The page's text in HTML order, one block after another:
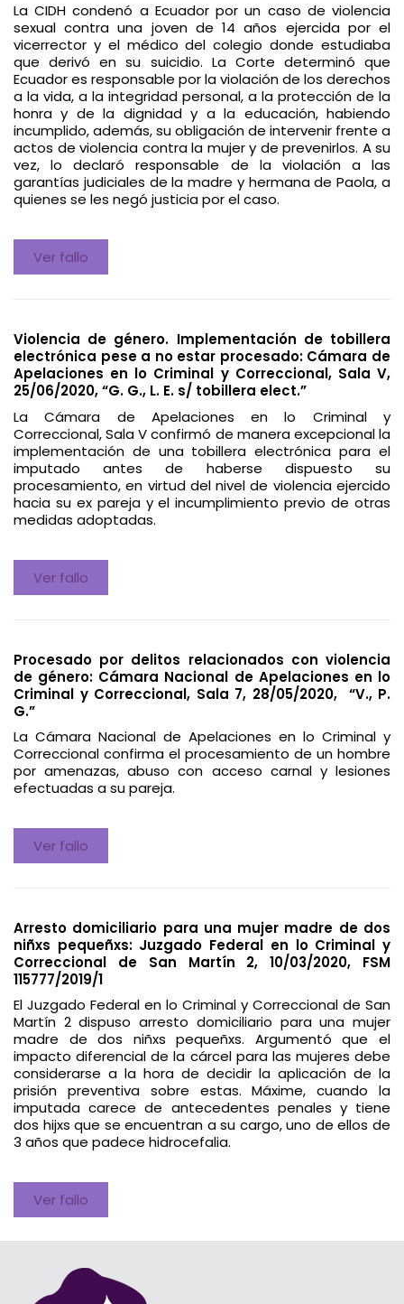
La CIDH condenó a Ecuador por un caso de violencia
sexual contra una joven de 14 años ejercida por el
vicerrector y el médico del colegio donde estudiaba
que derivó en su suicidio. La Corte determinó que
Ecuador es responsable por la violación de los derechos
a la vida, a la integridad personal, a la protección de la
honra y de la dignidad y a la educación, habiendo
incumplido, además, su obligación de intervenir frente a
actos de violencia contra la mujer y de prevenirlos. A su
vez, lo declaró responsable de la violación a las
garantías judiciales de la madre y hermana de Paola, a
quienes se les negó justicia por el caso.
Ver fallo
Violencia de género. Implementación de tobillera
electrónica pese a no estar procesado: Cámara de
Apelaciones en lo Criminal y Correccional, Sala V,
25/06/2020, “G. G., L. E. s/ tobillera elect.”
La Cámara de Apelaciones en lo Criminal y
Correccional, Sala V confirmó de manera excepcional la
implementación de una tobillera electrónica para el
imputado antes de haberse dispuesto su
procesamiento, en virtud del nivel de violencia ejercido
hacia su ex pareja y el incumplimiento previo de otras
medidas adoptadas.
Ver fallo
Procesado por delitos relacionados con violencia
de género: Cámara Nacional de Apelaciones en lo
Criminal y Correccional, Sala 7, 28/05/2020, “V., P.
G.”
La Cámara Nacional de Apelaciones en lo Criminal y
Correccional confirma el procesamiento de un hombre
por amenazas, abuso con acceso carnal y lesiones
efectuadas a su pareja.
Ver fallo
Arresto domiciliario para una mujer madre de dos
niñxs pequeñxs: Juzgado Federal en lo Criminal y
Correccional de San Martín 2, 10/03/2020, FSM
115777/2019/1
El Juzgado Federal en lo Criminal y Correccional de San
Martín 2 dispuso arresto domiciliario para una mujer
madre de dos niñxs pequeñxs. Argumentó que el
impacto diferencial de la cárcel para las mujeres debe
considerarse a la hora de decidir la aplicación de la
prisión preventiva sobre estas. Máxime, cuando la
imputada carece de antecedentes penales y tiene
dos hijxs que se encuentran a su cargo, uno de ellos de
3 años que padece hidrocefalia.
Ver fallo